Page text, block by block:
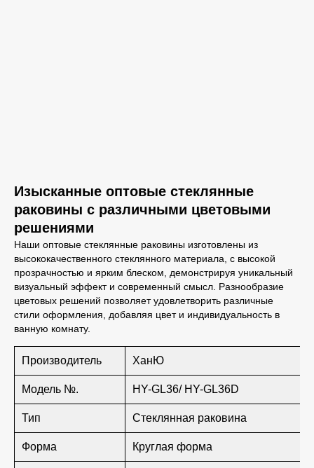
Изысканные оптовые стеклянные
раковины с различными цветовыми
решениями
Наши оптовые стеклянные раковины изготовлены из
высококачественного стеклянного материала, с высокой
прозрачностью и ярким блеском, демонстрируя уникальный
визуальный эффект и современный смысл. Разнообразие
цветовых решений позволяет удовлетворить различные
стили оформления, добавляя цвет и индивидуальность в
ванную комнату.
Производитель ХанЮ
Модель №. HY-GL36/ HY-GL36D
Тип Стеклянная раковина
Форма Круглая форма